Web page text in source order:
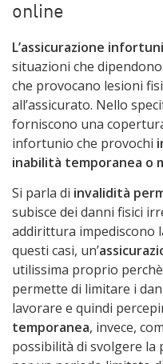
online
L’assicurazione
situazioni che
che provocano lesioni
all’assicurato. Nello
forniscono una
infortunio che provochi
inabilità temporanea o
Si parla di invalidità
subisce dei danni fisici
addirittura impediscono
questi casi, un’
utilissima proprio
permette di limitare i
lavorare e quindi
temporanea, invece,
possibilità di svolgere